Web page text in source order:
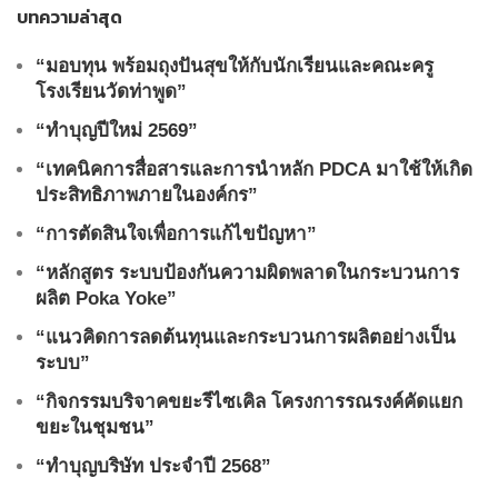
บทความล่าสุด
“มอบทุน พร้อมถุงปันสุขให้กับนักเรียนและคณะครู
โรงเรียนวัดท่าพูด”
“ทำบุญปีใหม่ 2569”
“เทคนิคการสื่อสารและการนำหลัก PDCA มาใช้ให้เกิด
ประสิทธิภาพภายในองค์กร”
“การตัดสินใจเพื่อการแก้ไขปัญหา”
“หลักสูตร ระบบป้องกันความผิดพลาดในกระบวนการ
ผลิต Poka Yoke”
“แนวคิดการลดต้นทุนและกระบวนการผลิตอย่างเป็น
ระบบ”
“กิจกรรมบริจาคขยะรีไซเคิล โครงการรณรงค์คัดแยก
ขยะในชุมชน”
“ทำบุญบริษัท ประจำปี 2568”